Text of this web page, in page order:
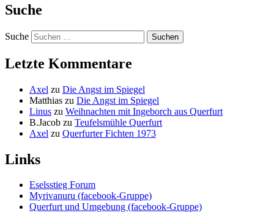
Suche
Suche
Letzte Kommentare
Axel zu Die Angst im Spiegel
Matthias zu Die Angst im Spiegel
Linus zu Weihnachten mit Ingeborch aus Querfurt
B.Jacob zu Teufelsmühle Querfurt
Axel zu Querfurter Fichten 1973
Links
Eselsstieg Forum
Myrivanuru (facebook-Gruppe)
Querfurt und Umgebung (facebook-Gruppe)